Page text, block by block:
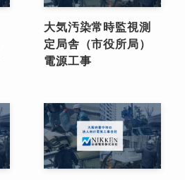
大気汚染常時監視測
定局舎（市役所局）
電源工事